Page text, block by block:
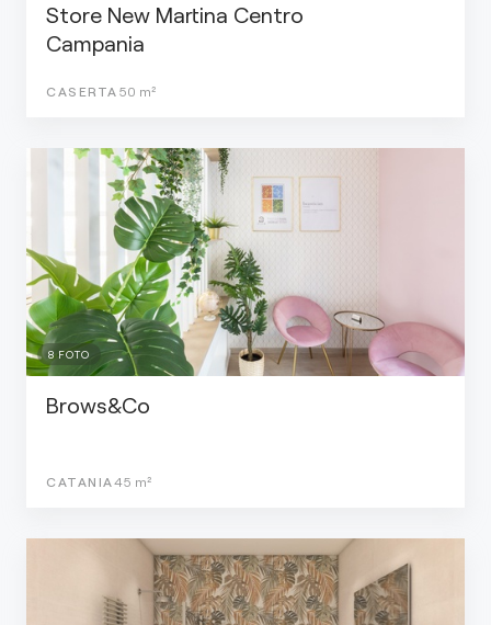
Store New Martina Centro
Campania
CASERTA 50 m²
8FOTO
Brows&Co
CATANIA 45 m²